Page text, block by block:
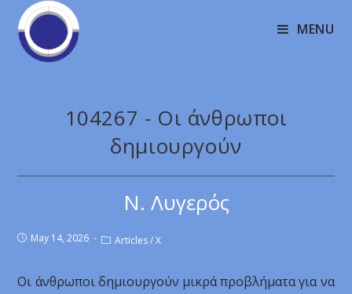
MENU
104267 - Οι άνθρωποι
δημιουργούν
Ν. Λυγερός
May 14, 2026 Articles / X
Οι άνθρωποι δημιουργούν μικρά προβλήματα για να